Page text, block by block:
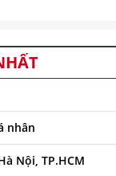
nhân
Nội, TP.HCM